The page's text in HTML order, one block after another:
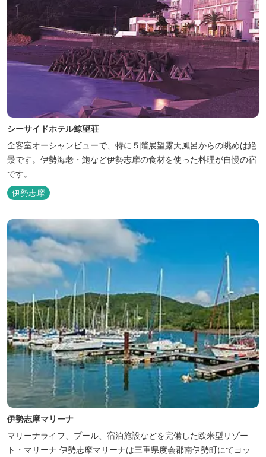
シーサイドホテル鯨望荘
全客室オーシャンビューで、特に５階展望露天風呂からの眺めは絶
景です。伊勢海老・鮑など伊勢志摩の食材を使った料理が自慢の宿
です。
伊勢志摩
伊勢志摩マリーナ
マリーナライフ、プール、宿泊施設などを完備した欧米型リゾー
ト・マリーナ 伊勢志摩マリーナは三重県度会郡南伊勢町にてヨッ